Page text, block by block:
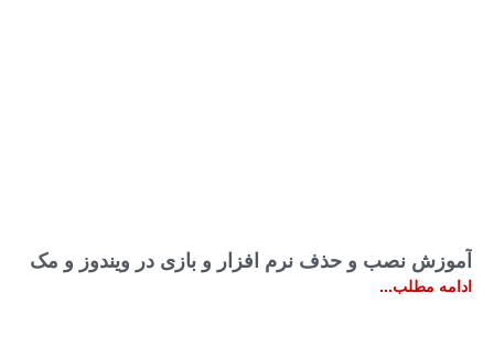
آموزش نصب و حذف نرم افزار و بازی در ویندوز و مک
ادامه مطلب...